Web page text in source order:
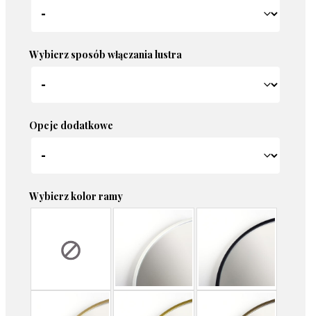
Wybierz sposób włączania lustra
Opcje dodatkowe
Wybierz kolor ramy